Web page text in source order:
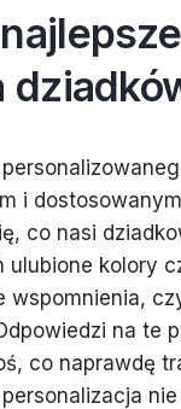
i
co nasi
ulubione kolory
wspomnienia,
na te
co naprawdę